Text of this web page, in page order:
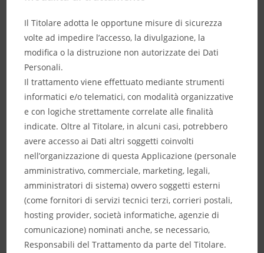
Il Titolare adotta le opportune misure di sicurezza
volte ad impedire l’accesso, la divulgazione, la
modifica o la distruzione non autorizzate dei Dati
Personali.
Il trattamento viene effettuato mediante strumenti
informatici e/o telematici, con modalità organizzative
e con logiche strettamente correlate alle finalità
indicate. Oltre al Titolare, in alcuni casi, potrebbero
avere accesso ai Dati altri soggetti coinvolti
nell’organizzazione di questa Applicazione (personale
amministrativo, commerciale, marketing, legali,
amministratori di sistema) ovvero soggetti esterni
(come fornitori di servizi tecnici terzi, corrieri postali,
hosting provider, società informatiche, agenzie di
comunicazione) nominati anche, se necessario,
Responsabili del Trattamento da parte del Titolare.